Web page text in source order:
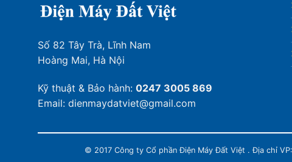
Số 82 Tây Trà, Lĩnh Nam
Hoàng Mai, Hà Nội
Kỹ thuật & Bảo hành: 0247 3005 869
Email: dienmaydatviet@gmail.com
© 2017 Công ty Cổ phần Điện Máy Đất Việt . Địa chỉ